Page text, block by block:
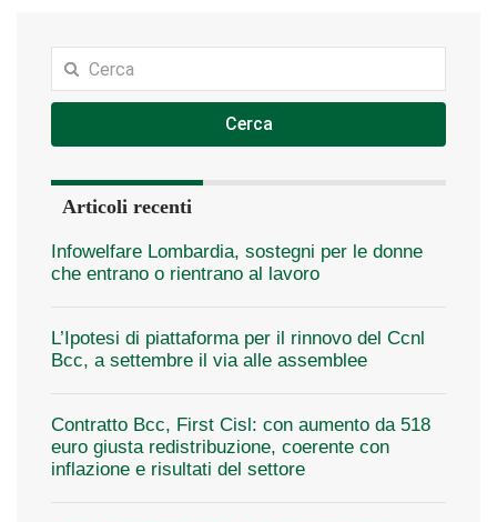
Cerca
Articoli recenti
Infowelfare Lombardia, sostegni per le donne
che entrano o rientrano al lavoro
L’Ipotesi di piattaforma per il rinnovo del Ccnl
Bcc, a settembre il via alle assemblee
Contratto Bcc, First Cisl: con aumento da 518
euro giusta redistribuzione, coerente con
inflazione e risultati del settore